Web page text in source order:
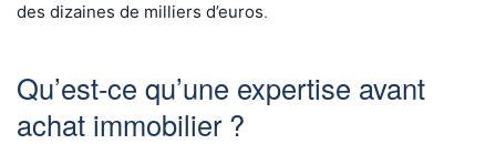
des dizaines de milliers d’euros.
Qu’est-ce qu’une expertise avant
achat immobilier ?